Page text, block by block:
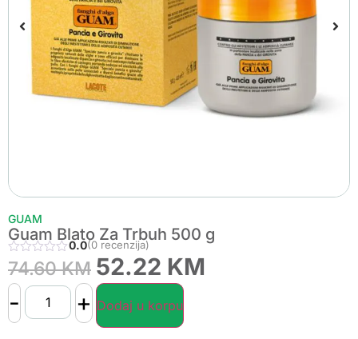
GUAM
Guam Blato Za Trbuh 500 g
0.0(0 recenzija)
74.60KM 52.22 KM
- + Dodaj u korpu